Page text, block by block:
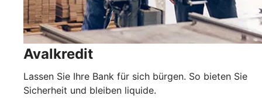
Avalkredit
Lassen Sie Ihre Bank für sich bürgen. So bieten Sie
Sicherheit und bleiben liquide.